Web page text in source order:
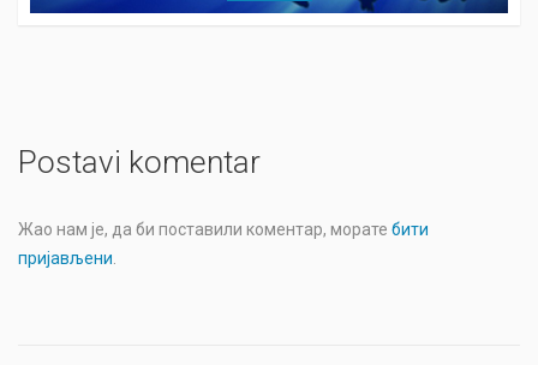
Postavi komentar
Жао нам је, да би поставили коментар, морате бити
пријављени